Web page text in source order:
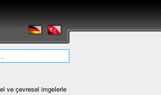
ve çevresel imgelerle